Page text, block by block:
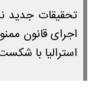
تحقیقات جدید
استرالیا با